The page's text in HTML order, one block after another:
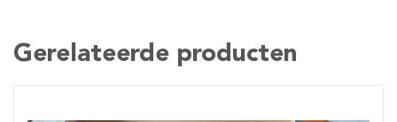
Gerelateerde producten